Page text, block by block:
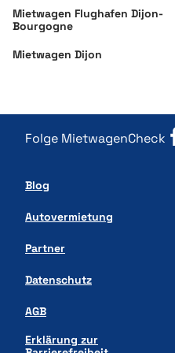
Beaune
Mietwagen Flughafen Dijon-
Bourgogne
Mietwagen Dijon
Folge MietwagenCheck
Blog
Autovermietung
Partner
Datenschutz
AGB
Erklärung zur